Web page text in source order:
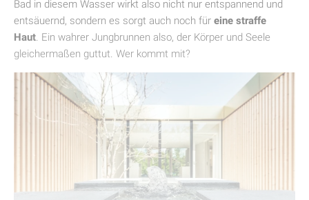
Bad in diesem Wasser wirkt also nicht nur entspannend und
entsäuernd, sondern es sorgt auch noch für eine straffe
Haut. Ein wahrer Jungbrunnen also, der Körper und Seele
gleichermaßen guttut. Wer kommt mit?